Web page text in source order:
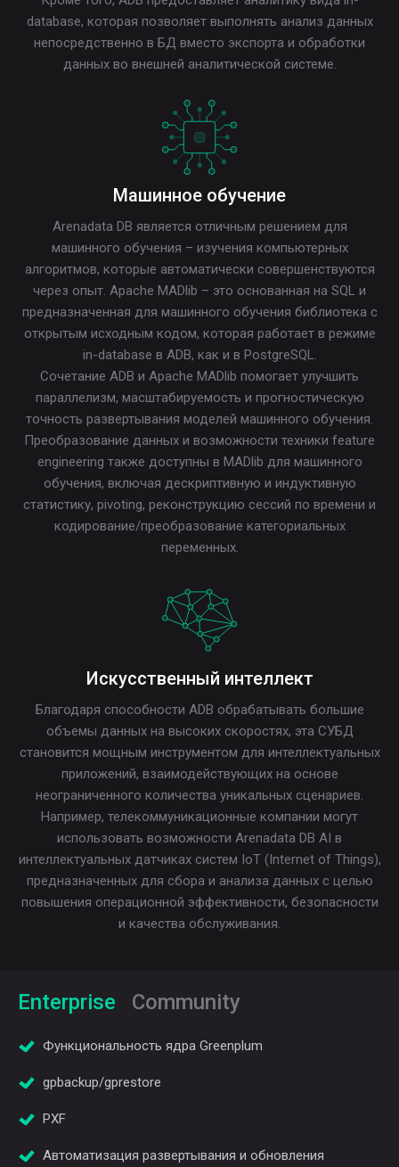
database, которая позволяет выполнять анализ данных
непосредственно в БД вместо экспорта и обработки
данных во внешней аналитической системе.
Машинное обучение
Arenadata DB является отличным решением для
машинного обучения – изучения компьютерных
алгоритмов, которые автоматически совершенствуются
через опыт. Apache MADlib – это основанная на SQL и
предназначенная для машинного обучения библиотека с
открытым исходным кодом, которая работает в режиме
in-database в ADB, как и в PostgreSQL.
Сочетание ADB и Apache MADlib помогает улучшить
параллелизм, масштабируемость и прогностическую
точность развертывания моделей машинного обучения.
Преобразование данных и возможности техники feature
engineering также доступны в MADlib для машинного
обучения, включая дескриптивную и индуктивную
статистику, pivoting, реконструкцию сессий по времени и
кодирование/преобразование категориальных
переменных.
Искусственный интеллект
Благодаря способности ADB обрабатывать большие
объемы данных на высоких скоростях, эта СУБД
становится мощным инструментом для интеллектуальных
приложений, взаимодействующих на основе
неограниченного количества уникальных сценариев.
Например, телекоммуникационные компании могут
использовать возможности Arenadata DB AI в
интеллектуальных датчиках систем IoT (Internet of Things),
предназначенных для сбора и анализа данных с целью
повышения операционной эффективности, безопасности
и качества обслуживания.
Enterprise Community
Функциональность ядра Greenplum
gpbackup/gprestore
PXF
Автоматизация развертывания и обновления